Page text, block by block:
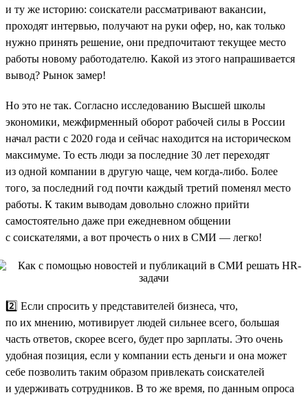
и ту же историю: соискатели рассматривают вакансии,
проходят интервью, получают на руки офер, но, как только
нужно принять решение, они предпочитают текущее место
работы новому работодателю. Какой из этого напрашивается
вывод? Рынок замер!
Но это не так. Согласно исследованию Высшей школы
экономики, межфирменный оборот рабочей силы в России
начал расти с 2020 года и сейчас находится на историческом
максимуме. То есть люди за последние 30 лет переходят
из одной компании в другую чаще, чем когда-либо. Более
того, за последний год почти каждый третий поменял место
работы. К таким выводам довольно сложно прийти
самостоятельно даже при ежедневном общении
с соискателями, а вот прочесть о них в СМИ — легко!
2️⃣ Если спросить у представителей бизнеса, что,
по их мнению, мотивирует людей сильнее всего, большая
часть ответов, скорее всего, будет про зарплаты. Это очень
удобная позиция, если у компании есть деньги и она может
себе позволить таким образом привлекать соискателей
и удерживать сотрудников. В то же время, по данным опроса